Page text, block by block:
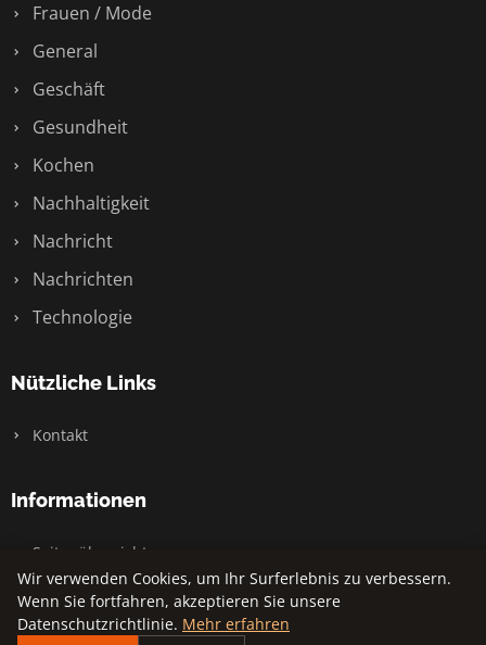
Frauen / Mode
General
Geschäft
Gesundheit
Kochen
Nachhaltigkeit
Nachricht
Nachrichten
Technologie
Nützliche Links
Kontakt
Informationen
Seitenübersicht
© 2026 Management Karriere. Alle Rechte vorbehalten.
Wir verwenden Cookies, um Ihr Surferlebnis zu verbessern.
Wenn Sie fortfahren, akzeptieren Sie unsere
Datenschutzrichtlinie. Mehr erfahren